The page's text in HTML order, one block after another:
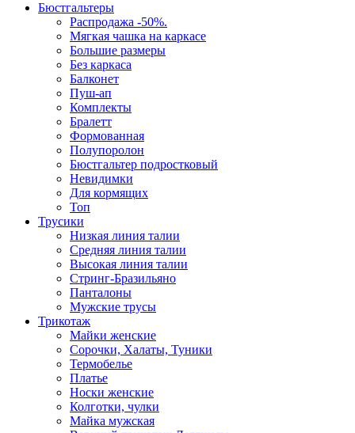
Бюстгальтеры
Распродажа -50%.
Мягкая чашка на каркасе
Большие размеры
Без каркаса
Балконет
Пуш-ап
Комплекты
Бралетт
Формованная
Полупоролон
Бюстгальтер подростковый
Невидимки
Для кормящих
Топ
Трусики
Низкая линия талии
Средняя линия талии
Высокая линия талии
Стринг-Бразильяно
Панталоны
Мужские трусы
Трикотаж
Майки женские
Сорочки, Халаты, Туники
Термобелье
Платье
Носки женские
Колготки, чулки
Майка мужская